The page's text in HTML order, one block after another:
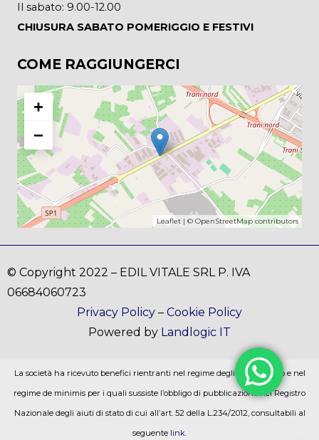
Il sabato: 9.00-12.00
CHIUSURA SABATO POMERIGGIO E FESTIVI
COME RAGGIUNGERCI
+
−
Leaflet | © OpenStreetMapcontributors
© Copyright 2022 – EDIL VITALE SRL P. IVA
06684060723
Privacy Policy – Cookie Policy
Powered by Landlogic IT
La società ha ricevuto benefici rientranti nel regime degli aiuti di stato e nel
regime de minimis per i quali sussiste l’obbligo di pubblicazione nel Registro
Nazionale degli aiuti di stato di cui all’art. 52 della L.234/2012, consultabili al
seguente link.